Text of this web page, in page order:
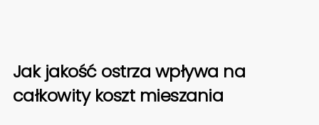
Jak jakość ostrza wpływa na
całkowity koszt mieszania